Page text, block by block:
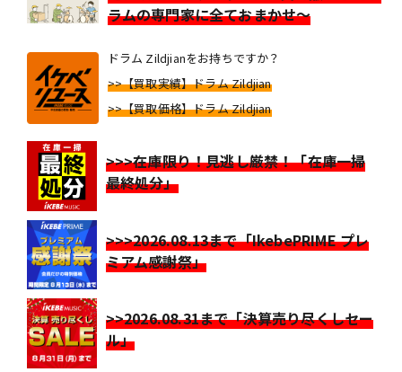
ラムの専門家に全ておまかせ～
ドラム Zildjianをお持ちですか？
>>【買取実績】ドラム Zildjian
>>【買取価格】ドラム Zildjian
>>>在庫限り！見逃し厳禁！「在庫一掃
最終処分」
>>>2026.08.13まで「IkebePRIME プレ
ミアム感謝祭」
>>2026.08.31まで「決算売り尽くしセー
ル」